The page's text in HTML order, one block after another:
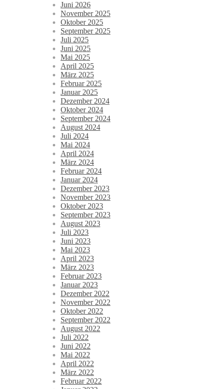
Juni 2026
November 2025
Oktober 2025
September 2025
Juli 2025
Juni 2025
Mai 2025
April 2025
März 2025
Februar 2025
Januar 2025
Dezember 2024
Oktober 2024
September 2024
August 2024
Juli 2024
Mai 2024
April 2024
März 2024
Februar 2024
Januar 2024
Dezember 2023
November 2023
Oktober 2023
September 2023
August 2023
Juli 2023
Juni 2023
Mai 2023
April 2023
März 2023
Februar 2023
Januar 2023
Dezember 2022
November 2022
Oktober 2022
September 2022
August 2022
Juli 2022
Juni 2022
Mai 2022
April 2022
März 2022
Februar 2022